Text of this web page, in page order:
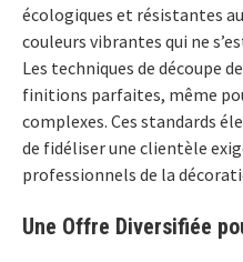
écologiques et résistantes
couleurs vibrantes qui ne
Les techniques de découpe
finitions parfaites, même
complexes. Ces standards
de fidéliser une clientèle
professionnels de la
Une Offre Diversifiée